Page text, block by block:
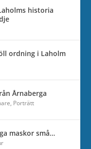
historia
ordning i Laholm
Årnaberga
, Porträtt
maskor små…